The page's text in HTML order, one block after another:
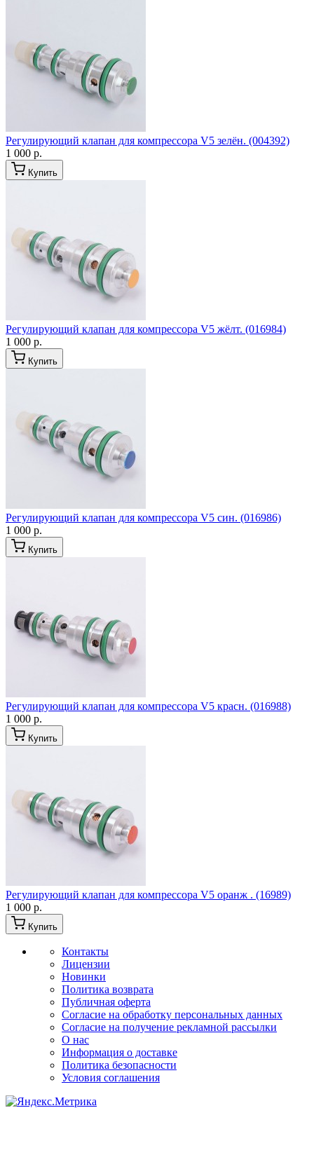
Регулирующий клапан для компрессора V5 зелён. (004392)
1 000 р.
Купить
Регулирующий клапан для компрессора V5 жёлт. (016984)
1 000 р.
Купить
Регулирующий клапан для компрессора V5 син. (016986)
1 000 р.
Купить
Регулирующий клапан для компрессора V5 красн. (016988)
1 000 р.
Купить
Регулирующий клапан для компрессора V5 оранж . (16989)
1 000 р.
Купить
Контакты
Лицензии
Новинки
Политика возврата
Публичная оферта
Согласие на обработку персональных данных
Согласие на получение рекламной рассылки
О нас
Информация о доставке
Политика безопасности
Условия соглашения